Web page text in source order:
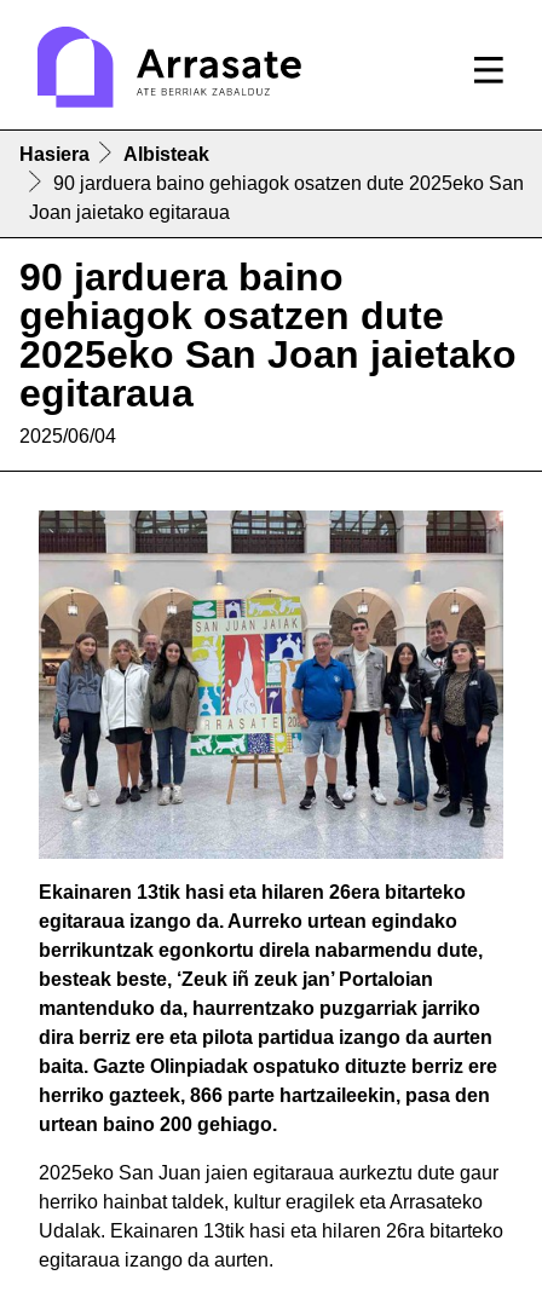
Hasiera
Albisteak
90 jarduera baino gehiagok osatzen dute 2025eko San
Joan jaietako egitaraua
90 jarduera baino
gehiagok osatzen dute
2025eko San Joan jaietako
egitaraua
2025/06/04
Ekainaren 13tik hasi eta hilaren 26era bitarteko
egitaraua izango da. Aurreko urtean egindako
berrikuntzak egonkortu direla nabarmendu dute,
besteak beste, ‘Zeuk iñ zeuk jan’ Portaloian
mantenduko da, haurrentzako puzgarriak jarriko
dira berriz ere eta pilota partidua izango da aurten
baita. Gazte Olinpiadak ospatuko dituzte berriz ere
herriko gazteek, 866 parte hartzaileekin, pasa den
urtean baino 200 gehiago.
2025eko San Juan jaien egitaraua aurkeztu dute gaur
herriko hainbat taldek, kultur eragilek eta Arrasateko
Udalak. Ekainaren 13tik hasi eta hilaren 26ra bitarteko
egitaraua izango da aurten.